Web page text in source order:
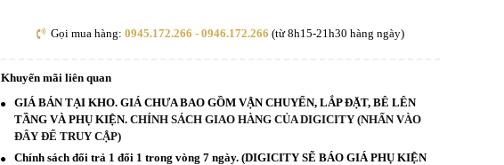
Gọi mua hàng: 0945.172.266 - 0946.172.266 (từ 8h15-21h30 hàng ngày)
Khuyến mãi liên quan
GIÁ BÁN TẠI KHO. GIÁ CHƯA BAO GỒM VẬN CHUYỂN, LẮP ĐẶT, BÊ LÊN
TẦNG VÀ PHỤ KIỆN. CHÍNH SÁCH GIAO HÀNG CỦA DIGICITY (NHẤN VÀO
ĐÂY ĐỂ TRUY CẬP)
Chính sách đổi trả 1 đổi 1 trong vòng 7 ngày. (DIGICITY SẼ BÁO GIÁ PHỤ KIỆN